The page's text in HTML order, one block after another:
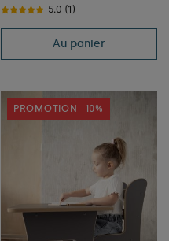
5.0 (1)
Au panier
PROMOTION -10%